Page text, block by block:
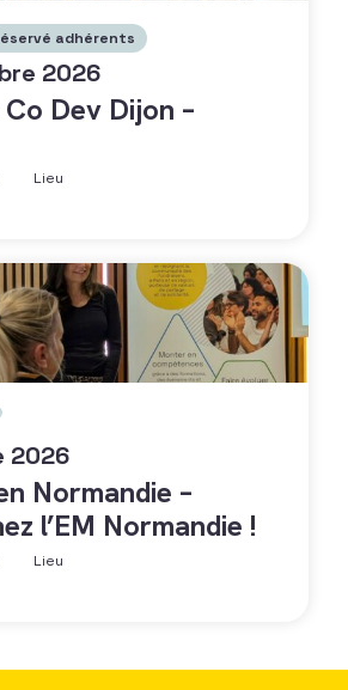
adhérents
2026
Dev Dijon –
Lieu
2026
Normandie –
l’EM Normandie !
Lieu